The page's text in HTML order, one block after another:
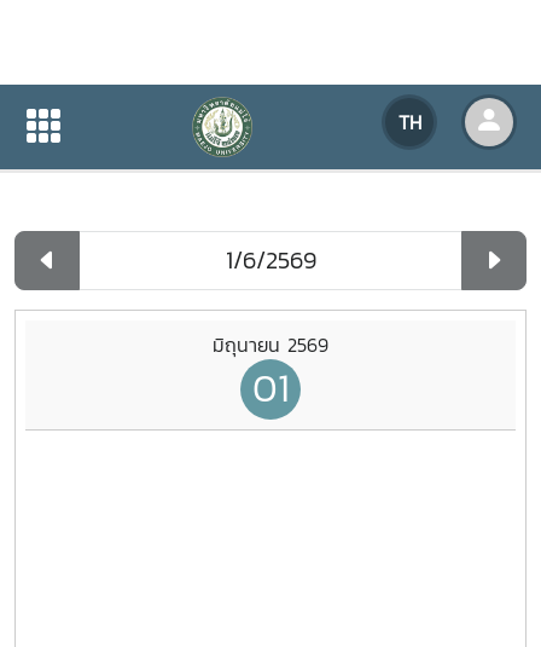
TH
ปฏิทินกิจกรรมของหน่วยงาน
ปฏิทินกิจกรรมของหน่วยงาน
มิถุนายน 2569
01